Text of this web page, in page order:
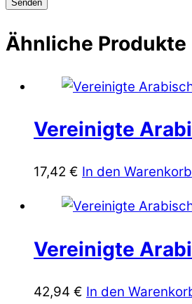
Ähnliche Produkte
Vereinigte
17,42 € In den Warenkorb
Vereinigte
42,94 € In den